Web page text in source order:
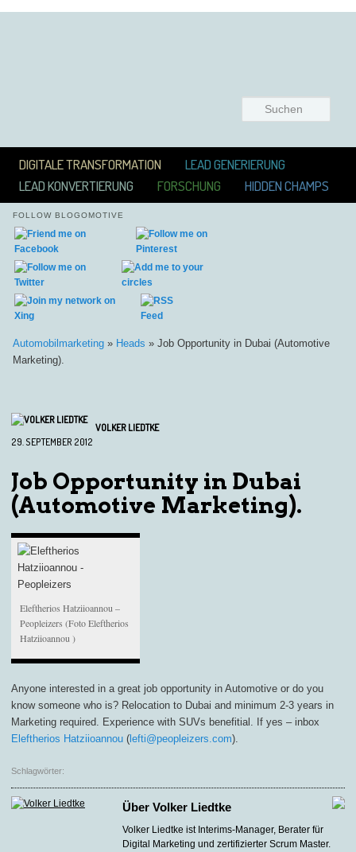
Suchen
ZUM INHALT WECHSELN
ZUM SEKUNDÄREN INHALT WECHSELN
DIGITALE TRANSFORMATION
LEAD GENERIERUNG
LEAD KONVERTIERUNG
FORSCHUNG HIDDEN CHAMPS
FOLLOW BLOGOMOTIVE
Automobilmarketing » Heads » Job Opportunity in Dubai (Automotive
Marketing).
VOLKER LIEDTKE
29. SEPTEMBER 2012
Job Opportunity in Dubai
(Automotive Marketing).
Eleftherios Hatziioannou –
Peopleizers (Foto Eleftherios
Hatziioannou )
Anyone interested in a great job opportunity in Automotive or do you
know someone who is? Relocation to Dubai and minimum 2-3 years in
Marketing required. Experience with SUVs benefitial. If yes – inbox
Eleftherios Hatziioannou ( lefti@peopleizers.com).
Schlagwörter:
Über Volker Liedtke
Volker Liedtke ist Interims-Manager, Berater für
Digital Marketing und zertifizierter Scrum Master.